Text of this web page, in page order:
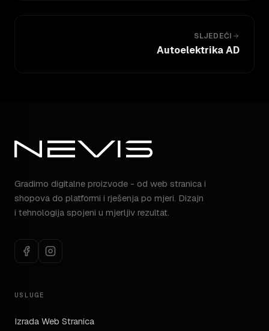
SLJEDEĆI
Autoelektrika AD
Gradimo digitalne proizvode - od web stranica i
shopova do platformi i rješenja po mjeri. Dizajn
i tehnologija spojeni u mjerljiv rezultat.
USLUGE
Izrada Web Stranica